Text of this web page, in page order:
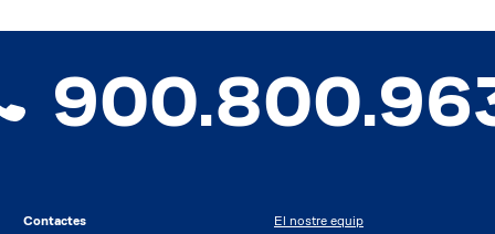
Contactes
El nostre equip